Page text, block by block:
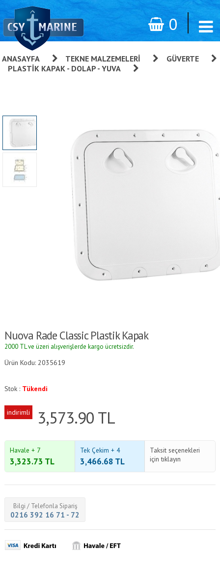
0
ANASAYFA TEKNE MALZEMELERI
GÜVERTE
PLASTIK KAPAK - DOLAP - YUVA
Nuova Rade Classic Plastik Kapak
2000 TL ve üzeri alışverişlerde kargo ücretsizdir.
Ürün Kodu: 2035619
Stok : Tükendi
indirimli 3,573.90 TL
Havale + 7
3,323.73 TL
Tek Çekim + 4
3,466.68 TL
Taksit seçenekleri
için tıklayın
Bilgi / Telefonla Sipariş
0216 392 16 71 - 72